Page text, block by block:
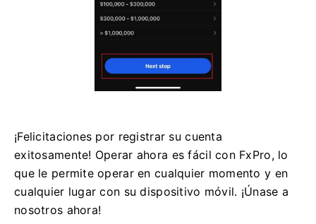
¡Felicitaciones por registrar su cuenta
exitosamente! Operar ahora es fácil con FxPro, lo
que le permite operar en cualquier momento y en
cualquier lugar con su dispositivo móvil. ¡Únase a
nosotros ahora!